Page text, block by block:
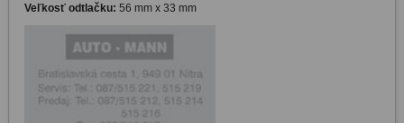
Veľkosť odtlačku: 56 mm x 33 mm